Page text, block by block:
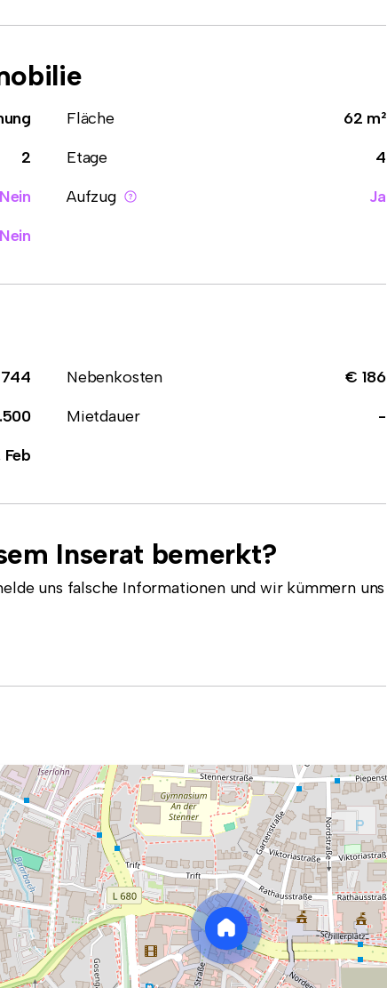
Fläche
62 m²
2 Etage
4
Nein Aufzug
Ja
Nein
Nebenkosten
€ 186
Mietdauer
-
Feb
Inserat bemerkt?
uns falsche Informationen und wir kümmern uns